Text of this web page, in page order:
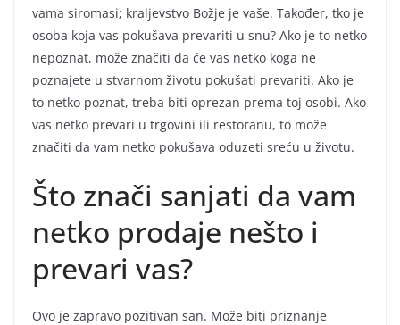
vama siromasi; kraljevstvo Božje je vaše. Također, tko je
osoba koja vas pokušava prevariti u snu? Ako je to netko
nepoznat, može značiti da će vas netko koga ne
poznajete u stvarnom životu pokušati prevariti. Ako je
to netko poznat, treba biti oprezan prema toj osobi. Ako
vas netko prevari u trgovini ili restoranu, to može
značiti da vam netko pokušava oduzeti sreću u životu.
Što znači sanjati da vam
netko prodaje nešto i
prevari vas?
Ovo je zapravo pozitivan san. Može biti priznanje